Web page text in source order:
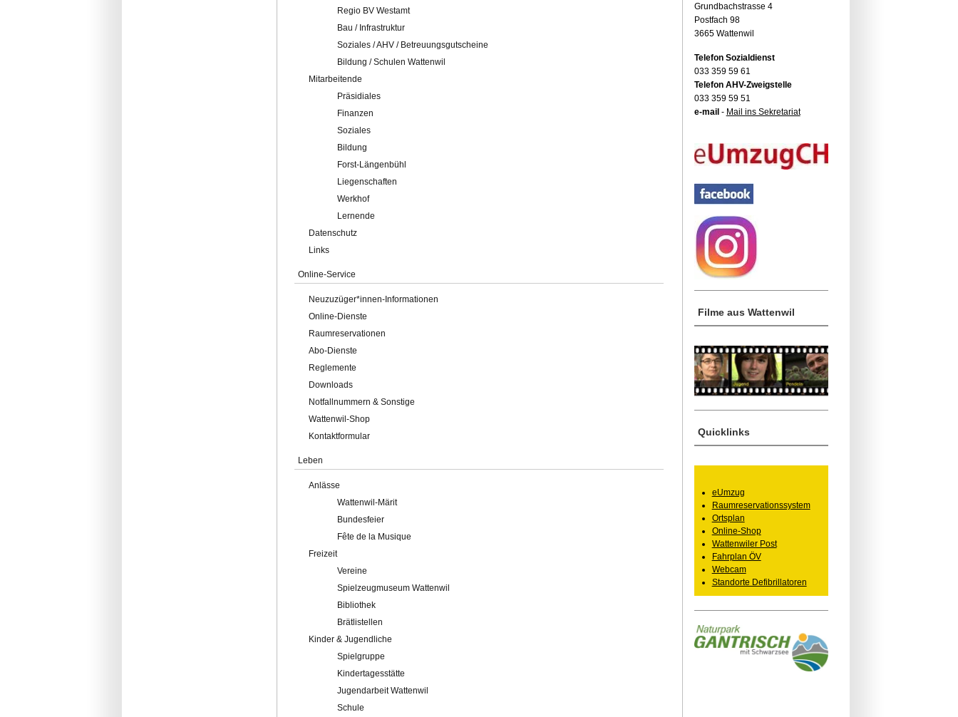
Regio BV Westamt
Bau / Infrastruktur
Soziales / AHV / Betreuungsgutscheine
Bildung / Schulen Wattenwil
Mitarbeitende
Präsidiales
Finanzen
Soziales
Bildung
Forst-Längenbühl
Liegenschaften
Werkhof
Lernende
Datenschutz
Links
Online-Service
Neuzuzüger*innen-Informationen
Online-Dienste
Raumreservationen
Abo-Dienste
Reglemente
Downloads
Notfallnummern & Sonstige
Wattenwil-Shop
Kontaktformular
Leben
Anlässe
Wattenwil-Märit
Bundesfeier
Fête de la Musique
Freizeit
Vereine
Spielzeugmuseum Wattenwil
Bibliothek
Brätlistellen
Kinder & Jugendliche
Spielgruppe
Kindertagesstätte
Jugendarbeit Wattenwil
Schule
Grundbachstrasse 4
Postfach 98
3665 Wattenwil
Telefon Sozialdienst
033 359 59 61
Telefon AHV-Zweigstelle
033 359 59 51
e-mail - Mail ins Sekretariat
Filme aus Wattenwil
Quicklinks
eUmzug
Raumreservationssystem
Ortsplan
Online-Shop
Wattenwiler Post
Fahrplan ÖV
Webcam
Standorte Defibrillatoren